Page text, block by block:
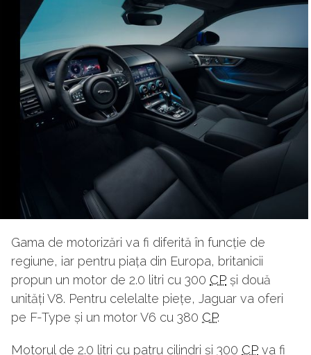
Gama de motorizări va fi diferită în funcție de
regiune, iar pentru piața din Europa, britanicii
propun un motor de 2.0 litri cu 300 CP și două
unități V8. Pentru celelalte piețe, Jaguar va oferi
pe F-Type și un motor V6 cu 380 CP.
Motorul de 2.0 litri cu patru cilindri și 300 CP va fi